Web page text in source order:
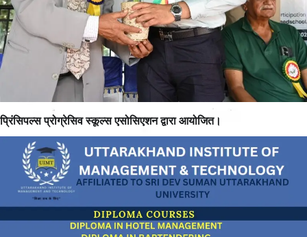
प्रिंसिपल्स प्रोग्रेसिव स्कूल्स एसोसिएशन द्वारा आयोजित।